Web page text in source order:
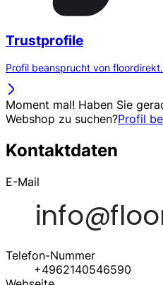
Trustprofile
Profil beansprucht von
Moment mal! Haben Sie
Webshop zu suchen?Profil
Kontaktdaten
E-Mail
Telefon-Nummer
+4962140546590